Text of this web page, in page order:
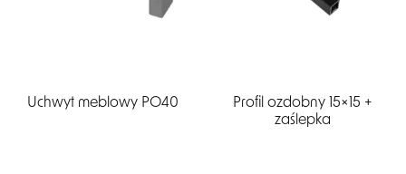
Uchwyt meblowy PO40
Profil ozdobny 15×15 +
zaślepka